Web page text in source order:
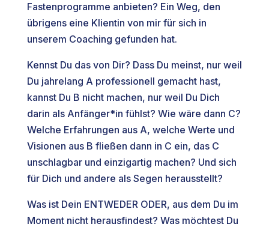
Fastenprogramme anbieten? Ein Weg, den
übrigens eine Klientin von mir für sich in
unserem Coaching gefunden hat.
Kennst Du das von Dir? Dass Du meinst, nur weil
Du jahrelang A professionell gemacht hast,
kannst Du B nicht machen, nur weil Du Dich
darin als Anfänger*in fühlst? Wie wäre dann C?
Welche Erfahrungen aus A, welche Werte und
Visionen aus B fließen dann in C ein, das C
unschlagbar und einzigartig machen? Und sich
für Dich und andere als Segen herausstellt?
Was ist Dein ENTWEDER ODER, aus dem Du im
Moment nicht herausfindest? Was möchtest Du